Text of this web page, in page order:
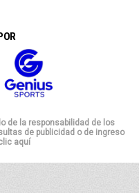
de la responsabilidad de los
de publicidad o de ingreso
aquí